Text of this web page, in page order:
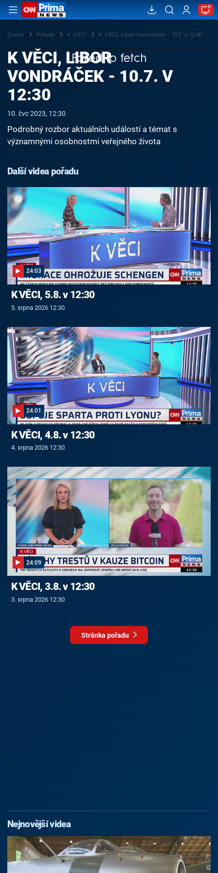
Domů Pořady K VĚCI K VĚCI, Libor Vondráček - 10.7. v 12:30
Failed to fetch
K VĚCI, LIBOR
VONDRÁČEK - 10.7. V
12:30
10. čvc 2023, 12:30
Podrobný rozbor aktuálních událostí a témat s
významnými osobnostmi veřejného života
Další videa pořadu
24:03
K VĚCI, 5.8. v 12:30
5. srpna 2026 12:30
24:01
K VĚCI, 4.8. v 12:30
4. srpna 2026 12:30
24:09
K VĚCI, 3.8. v 12:30
3. srpna 2026 12:30
Stránka pořadu
Nejnovější videa